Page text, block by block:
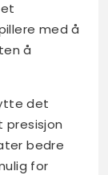
med å
å
det
bedre
for